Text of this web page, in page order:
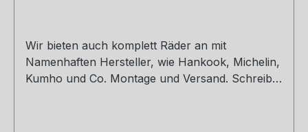
Wir bieten auch komplett Räder an mit
Namenhaften Hersteller, wie Hankook, Michelin,
Kumho und Co. Montage und Versand. Schreibt